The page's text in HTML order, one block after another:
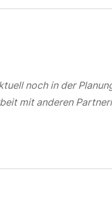
noch in der
mit anderen